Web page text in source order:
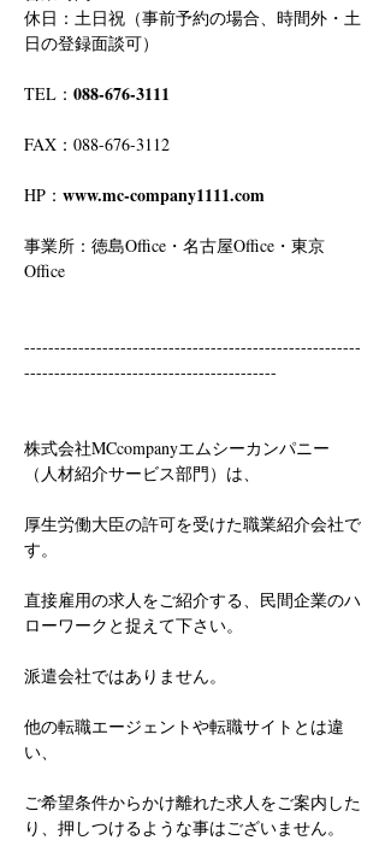
休日：土日祝（事前予約の場合、時間外・土
日の登録面談可）
TEL： 088-676-3111
FAX：088-676-3112
HP： www.mc-company1111.com
事業所：徳島Office・名古屋Office・東京
Office
--------------------------------------------------------
------------------------------------------
株式会社MCcompanyエムシーカンパニー
（人材紹介サービス部門）は、
厚生労働大臣の許可を受けた職業紹介会社で
す。
直接雇用の求人をご紹介する、民間企業のハ
ローワークと捉えて下さい。
派遣会社ではありません。
他の転職エージェントや転職サイトとは違
い、
ご希望条件からかけ離れた求人をご案内した
り、押しつけるような事はございません。